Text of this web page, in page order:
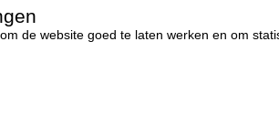
de website goed te laten werken en om